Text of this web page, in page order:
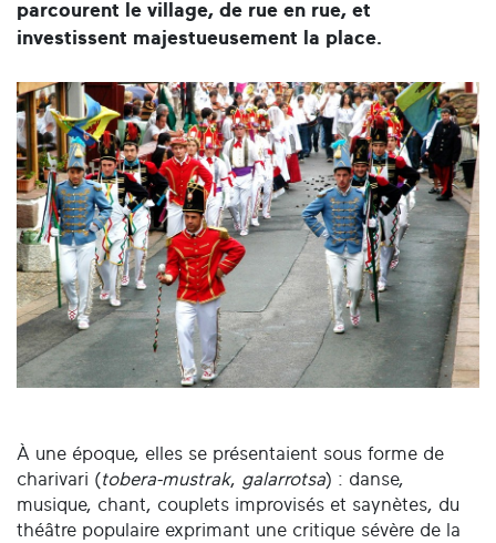
parcourent le village, de rue en rue, et
investissent majestueusement la place.
À une époque, elles se présentaient sous forme de
charivari (tobera-mustrak, galarrotsa) : danse,
musique, chant, couplets improvisés et saynètes, du
théâtre populaire exprimant une critique sévère de la